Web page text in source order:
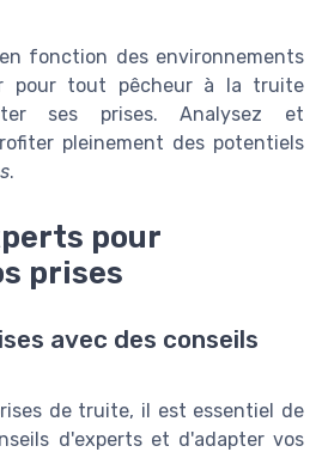
fonction des environnements
pour tout pêcheur à la truite
ses prises. Analysez et
pleinement des potentiels
.
pour
prises
avec des conseils
de truite, il est essentiel de
d'experts et d'adapter vos